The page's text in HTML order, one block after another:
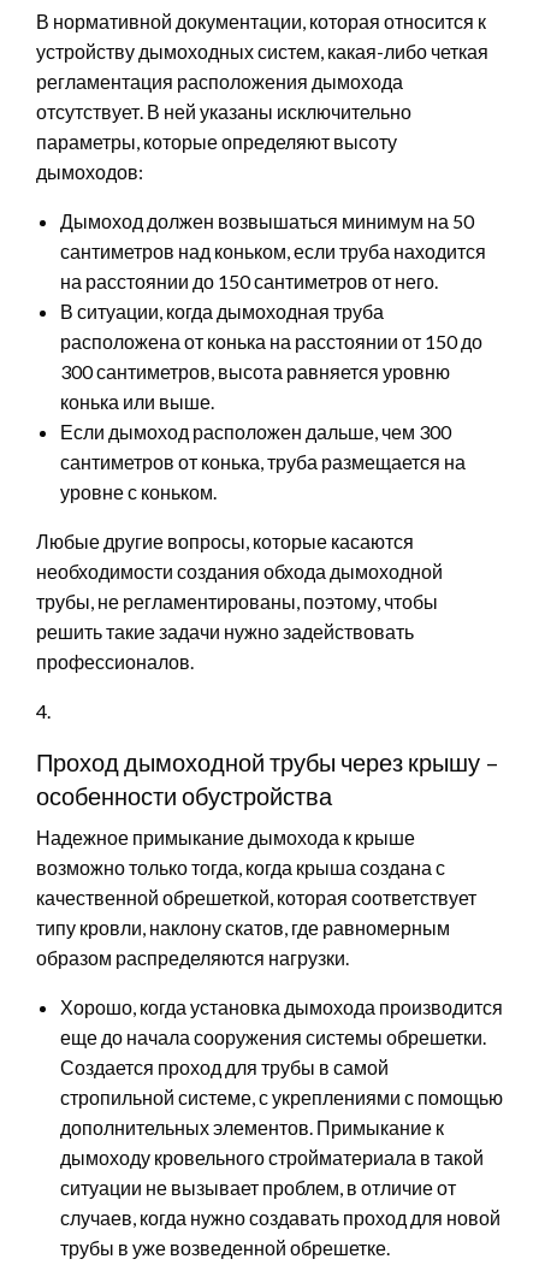
В нормативной документации, которая относится к
устройству дымоходных систем, какая-либо четкая
регламентация расположения дымохода
отсутствует. В ней указаны исключительно
параметры, которые определяют высоту
дымоходов:
Дымоход должен возвышаться минимум на 50
сантиметров над коньком, если труба находится
на расстоянии до 150 сантиметров от него.
В ситуации, когда дымоходная труба
расположена от конька на расстоянии от 150 до
300 сантиметров, высота равняется уровню
конька или выше.
Если дымоход расположен дальше, чем 300
сантиметров от конька, труба размещается на
уровне с коньком.
Любые другие вопросы, которые касаются
необходимости создания обхода дымоходной
трубы, не регламентированы, поэтому, чтобы
решить такие задачи нужно задействовать
профессионалов.
4.
Проход дымоходной трубы через крышу –
особенности обустройства
Надежное примыкание дымохода к крыше
возможно только тогда, когда крыша создана с
качественной обрешеткой, которая соответствует
типу кровли, наклону скатов, где равномерным
образом распределяются нагрузки.
Хорошо, когда установка дымохода производится
еще до начала сооружения системы обрешетки.
Создается проход для трубы в самой
стропильной системе, с укреплениями с помощью
дополнительных элементов. Примыкание к
дымоходу кровельного стройматериала в такой
ситуации не вызывает проблем, в отличие от
случаев, когда нужно создавать проход для новой
трубы в уже возведенной обрешетке.